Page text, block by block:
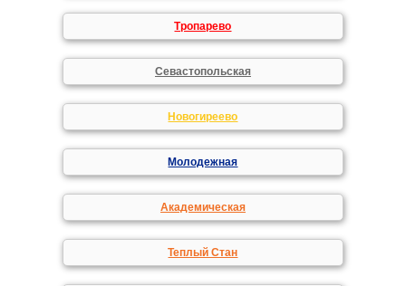
Тропарево
Севастопольская
Новогиреево
Молодежная
Академическая
Теплый Стан